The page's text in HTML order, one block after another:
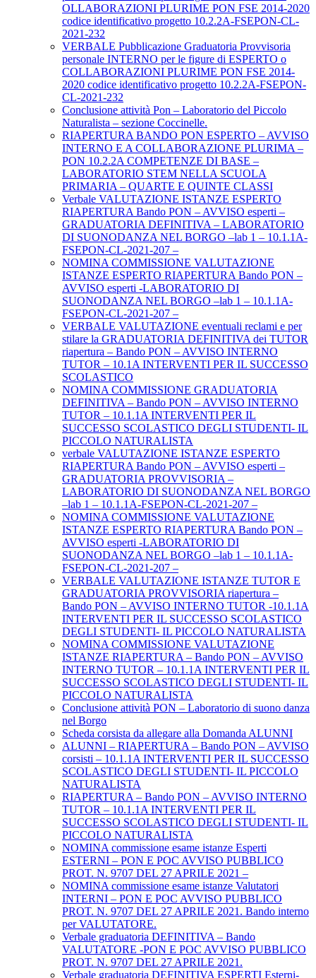
OLLABORAZIONI PLURIME PON FSE 2014-2020
codice identificativo progetto 10.2.2A-FSEPON-CL-
2021-232
VERBALE Pubblicazione Graduatoria Provvisoria
personale INTERNO per le figure di ESPERTO o
COLLABORAZIONI PLURIME PON FSE 2014-
2020 codice identificativo progetto 10.2.2A-FSEPON-
CL-2021-232
Conclusione attività Pon – Laboratorio del Piccolo
Naturalista – sezione Coccinelle.
RIAPERTURA BANDO PON ESPERTO – AVVISO
INTERNO E A COLLABORAZIONE PLURIMA –
PON 10.2.2A COMPETENZE DI BASE –
LABORATORIO STEM NELLA SCUOLA
PRIMARIA – QUARTE E QUINTE CLASSI
Verbale VALUTAZIONE ISTANZE ESPERTO
RIAPERTURA Bando PON – AVVISO esperti –
GRADUATORIA DEFINITIVA – LABORATORIO
DI SUONODANZA NEL BORGO –lab 1 – 10.1.1A-
FSEPON-CL-2021-207 –
NOMINA COMMISSIONE VALUTAZIONE
ISTANZE ESPERTO RIAPERTURA Bando PON –
AVVISO esperti -LABORATORIO DI
SUONODANZA NEL BORGO –lab 1 – 10.1.1A-
FSEPON-CL-2021-207 –
VERBALE VALUTAZIONE eventuali reclami e per
stilare la GRADUATORIA DEFINITIVA dei TUTOR
riapertura – Bando PON – AVVISO INTERNO
TUTOR – 10.1A INTERVENTI PER IL SUCCESSO
SCOLASTICO
NOMINA COMMISSIONE GRADUATORIA
DEFINITIVA – Bando PON – AVVISO INTERNO
TUTOR – 10.1.1A INTERVENTI PER IL
SUCCESSO SCOLASTICO DEGLI STUDENTI- IL
PICCOLO NATURALISTA
verbale VALUTAZIONE ISTANZE ESPERTO
RIAPERTURA Bando PON – AVVISO esperti –
GRADUATORIA PROVVISORIA –
LABORATORIO DI SUONODANZA NEL BORGO
–lab 1 – 10.1.1A-FSEPON-CL-2021-207 –
NOMINA COMMISSIONE VALUTAZIONE
ISTANZE ESPERTO RIAPERTURA Bando PON –
AVVISO esperti -LABORATORIO DI
SUONODANZA NEL BORGO –lab 1 – 10.1.1A-
FSEPON-CL-2021-207 –
VERBALE VALUTAZIONE ISTANZE TUTOR E
GRADUATORIA PROVVISORIA riapertura –
Bando PON – AVVISO INTERNO TUTOR -10.1.1A
INTERVENTI PER IL SUCCESSO SCOLASTICO
DEGLI STUDENTI- IL PICCOLO NATURALISTA
NOMINA COMMISSIONE VALUTAZIONE
ISTANZE RIAPERTURA – Bando PON – AVVISO
INTERNO TUTOR – 10.1.1A INTERVENTI PER IL
SUCCESSO SCOLASTICO DEGLI STUDENTI- IL
PICCOLO NATURALISTA
Conclusione attività PON – Laboratorio di suono danza
nel Borgo
Scheda corsista da allegare alla Domanda ALUNNI
ALUNNI – RIAPERTURA – Bando PON – AVVISO
corsisti – 10.1.1A INTERVENTI PER IL SUCCESSO
SCOLASTICO DEGLI STUDENTI- IL PICCOLO
NATURALISTA
RIAPERTURA – Bando PON – AVVISO INTERNO
TUTOR – 10.1.1A INTERVENTI PER IL
SUCCESSO SCOLASTICO DEGLI STUDENTI- IL
PICCOLO NATURALISTA
NOMINA commissione esame istanze Esperti
ESTERNI – PON E POC AVVISO PUBBLICO
PROT. N. 9707 DEL 27 APRILE 2021 –
NOMINA commissione esame istanze Valutatori
INTERNI – PON E POC AVVISO PUBBLICO
PROT. N. 9707 DEL 27 APRILE 2021. Bando interno
per VALUTATORE.
Verbale graduatoria DEFINITIVA – Bando
VALUTATORE -PON E POC AVVISO PUBBLICO
PROT. N. 9707 DEL 27 APRILE 2021.
Verbale graduatoria DEFINITIVA ESPERTI Esterni-